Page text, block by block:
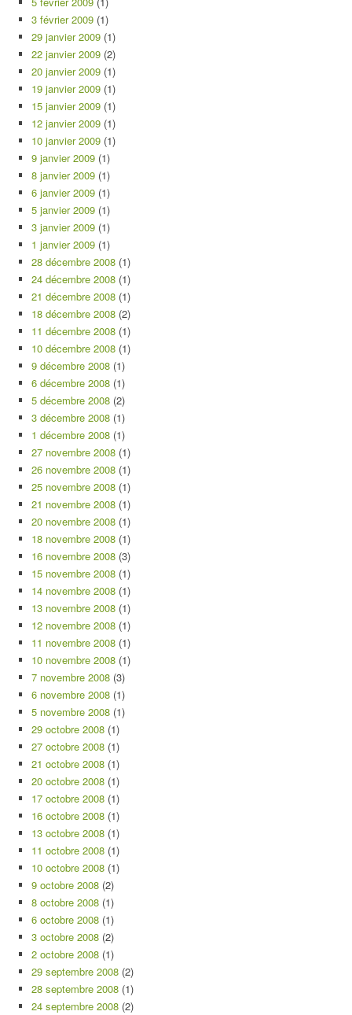
3 février 2009 (1)
29 janvier 2009 (1)
22 janvier 2009 (2)
20 janvier 2009 (1)
19 janvier 2009 (1)
15 janvier 2009 (1)
12 janvier 2009 (1)
10 janvier 2009 (1)
9 janvier 2009 (1)
8 janvier 2009 (1)
6 janvier 2009 (1)
5 janvier 2009 (1)
3 janvier 2009 (1)
1 janvier 2009 (1)
28 décembre 2008 (1)
24 décembre 2008 (1)
21 décembre 2008 (1)
18 décembre 2008 (2)
11 décembre 2008 (1)
10 décembre 2008 (1)
9 décembre 2008 (1)
6 décembre 2008 (1)
5 décembre 2008 (2)
3 décembre 2008 (1)
1 décembre 2008 (1)
27 novembre 2008 (1)
26 novembre 2008 (1)
25 novembre 2008 (1)
21 novembre 2008 (1)
20 novembre 2008 (1)
18 novembre 2008 (1)
16 novembre 2008 (3)
15 novembre 2008 (1)
14 novembre 2008 (1)
13 novembre 2008 (1)
12 novembre 2008 (1)
11 novembre 2008 (1)
10 novembre 2008 (1)
7 novembre 2008 (3)
6 novembre 2008 (1)
5 novembre 2008 (1)
29 octobre 2008 (1)
27 octobre 2008 (1)
21 octobre 2008 (1)
20 octobre 2008 (1)
17 octobre 2008 (1)
16 octobre 2008 (1)
13 octobre 2008 (1)
11 octobre 2008 (1)
10 octobre 2008 (1)
9 octobre 2008 (2)
8 octobre 2008 (1)
6 octobre 2008 (1)
3 octobre 2008 (2)
2 octobre 2008 (1)
29 septembre 2008 (2)
28 septembre 2008 (1)
24 septembre 2008 (2)